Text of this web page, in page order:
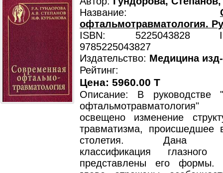
Название:
офтальмотравматология.
ISBN: 5225043828
9785225043827
Издательство: Медицина
Рейтинг:
Цена: 5960.00 T
Описание: В руководстве
освещено изменение
травматизма,
столетия. Дана
классификация глазного
представлены его формы.